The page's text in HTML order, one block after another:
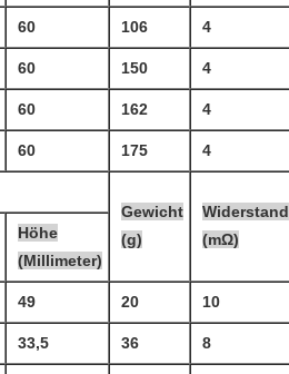
60 106 4
60 150 4
60 162 4
60 175 4
Gewicht
(g)
Widerstand
(mΩ)
Höhe
(Millimeter)
49 20 10
33,5 36 8